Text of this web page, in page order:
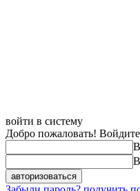
войти в систему
Добро пожаловать!